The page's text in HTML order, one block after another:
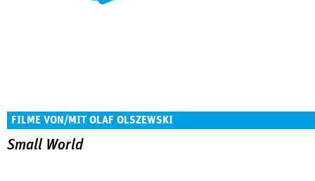
FILME VON/MIT OLAF OLSZEWSKI
Small World